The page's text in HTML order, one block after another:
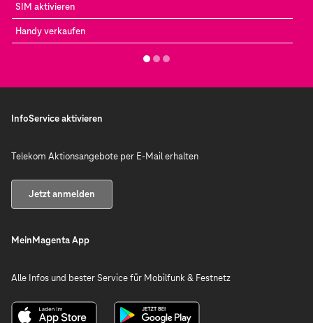
SIM aktivieren
Handy verkaufen
InfoService aktivieren
Telekom Aktionsangebote per E-Mail erhalten
Jetzt anmelden
MeinMagenta App
Alle Infos und bester Service für Mobilfunk & Festnetz